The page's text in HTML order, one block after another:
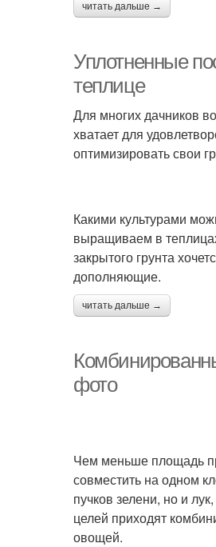
читать дальше →
Уплотненные
теплице
Для многих дачников
хватает для
оптимизировать свои
Какими культурами
выращиваем в
закрытого грунта
дополняющие.
читать дальше →
фото
Чем меньше площадь
совместить на одном
пучков зелени, но и
целей приходят
овощей.